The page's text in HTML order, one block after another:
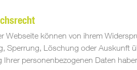
Webseite können von ihrem
Sperrung, Löschung oder Auskunft
Ihrer personenbezogenen Daten